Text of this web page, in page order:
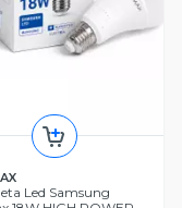
Led Samsung